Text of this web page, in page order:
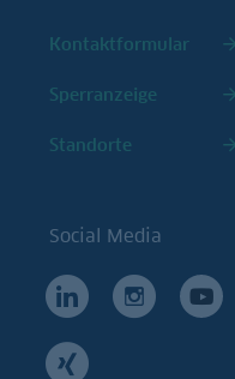
Kontaktformular
Sperranzeige
Standorte
Social Media